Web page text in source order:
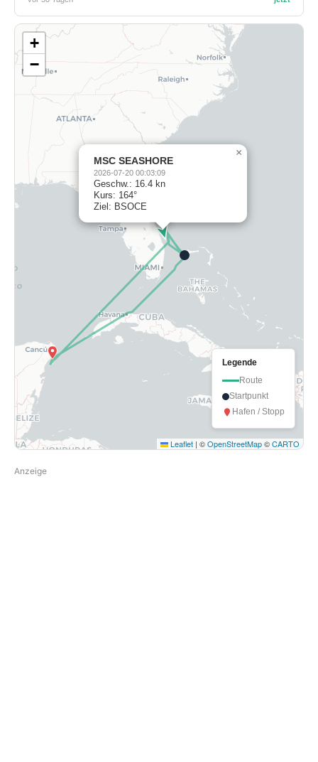
MSC SEASHORE
2026-07-20 00:03:09
Geschw.: 16.4 kn
Kurs: 164°
Ziel: BSOCE
×
+
−
Leaflet | ©OpenStreetMap©CARTO
Legende
Route
Startpunkt
Hafen / Stopp
Anzeige